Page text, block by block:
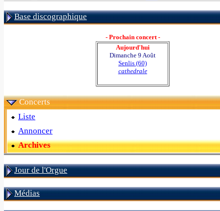
Base discographique
- Prochain concert -
Aujourd'hui
Dimanche 9 Août
Senlis (60)
cathedrale
Concerts
Liste
Annoncer
Archives
Jour de l'Orgue
Médias